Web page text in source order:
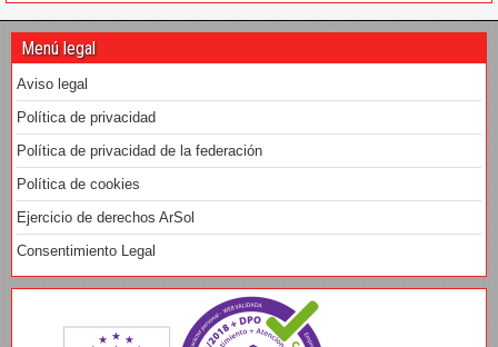
Menú legal
Aviso legal
Política de privacidad
Política de privacidad de la federación
Política de cookies
Ejercicio de derechos ArSol
Consentimiento Legal